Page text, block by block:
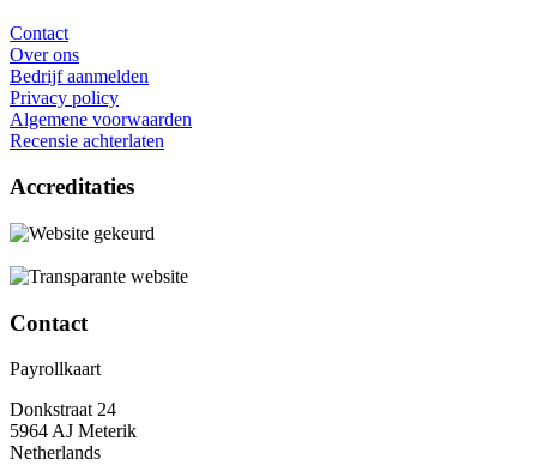
Contact
Over ons
Bedrijf aanmelden
Privacy policy
Algemene voorwaarden
Recensie achterlaten
Accreditaties
Contact
Payrollkaart
Donkstraat 24
5964 AJ Meterik
Netherlands